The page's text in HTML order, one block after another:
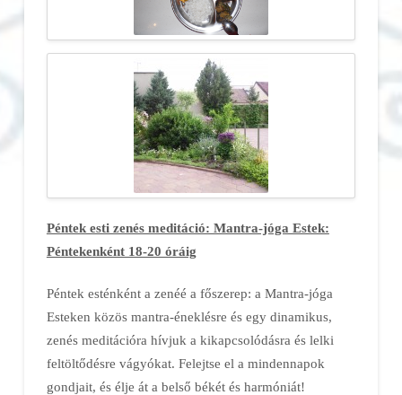
Péntek esti zenés meditáció: Mantra-jóga Estek:
Péntekenként 18-20 óráig
Péntek esténként a zenéé a főszerep: a Mantra-jóga
Esteken közös mantra-éneklésre és egy dinamikus,
zenés meditációra hívjuk a kikapcsolódásra és lelki
feltöltődésre vágyókat. Felejtse el a mindennapok
gondjait, és élje át a belső békét és harmóniát!